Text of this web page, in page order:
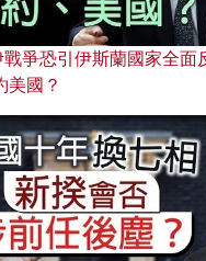
爭恐引伊斯蘭國家全面
美國？